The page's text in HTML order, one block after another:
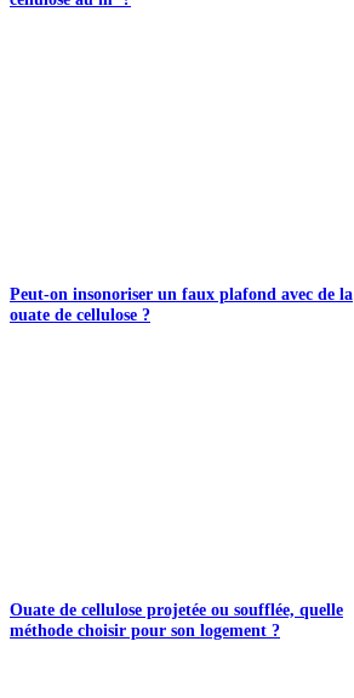
Peut-on insonoriser un faux plafond avec de la
ouate de cellulose ?
Ouate de cellulose projetée ou soufflée, quelle
méthode choisir pour son logement ?